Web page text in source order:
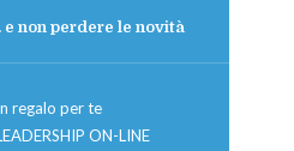
e non perdere le novità
regalo per te
ON-LINE